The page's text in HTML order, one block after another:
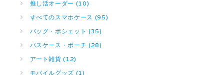
推し活オーダー (10)
すべてのスマホケース (95)
バッグ・ポシェット (35)
パスケース・ポーチ (28)
アート雑貨 (12)
モバイルグッズ (1)